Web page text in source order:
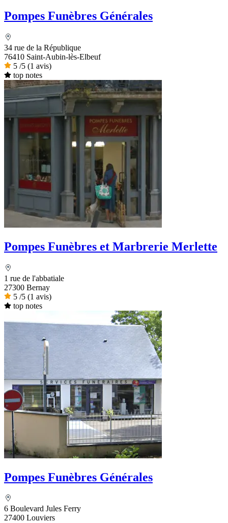
Pompes Funèbres Générales
34 rue de la République
76410 Saint-Aubin-lès-Elbeuf
5 /5 (1 avis)
top notes
Pompes Funèbres et Marbrerie Merlette
1 rue de l'abbatiale
27300 Bernay
5 /5 (1 avis)
top notes
Pompes Funèbres Générales
6 Boulevard Jules Ferry
27400 Louviers